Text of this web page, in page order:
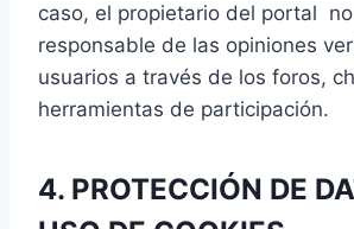
caso, el propietario del portal
responsable de las opiniones
usuarios a través de los foros,
herramientas de participación.
4. PROTECCIÓN DE